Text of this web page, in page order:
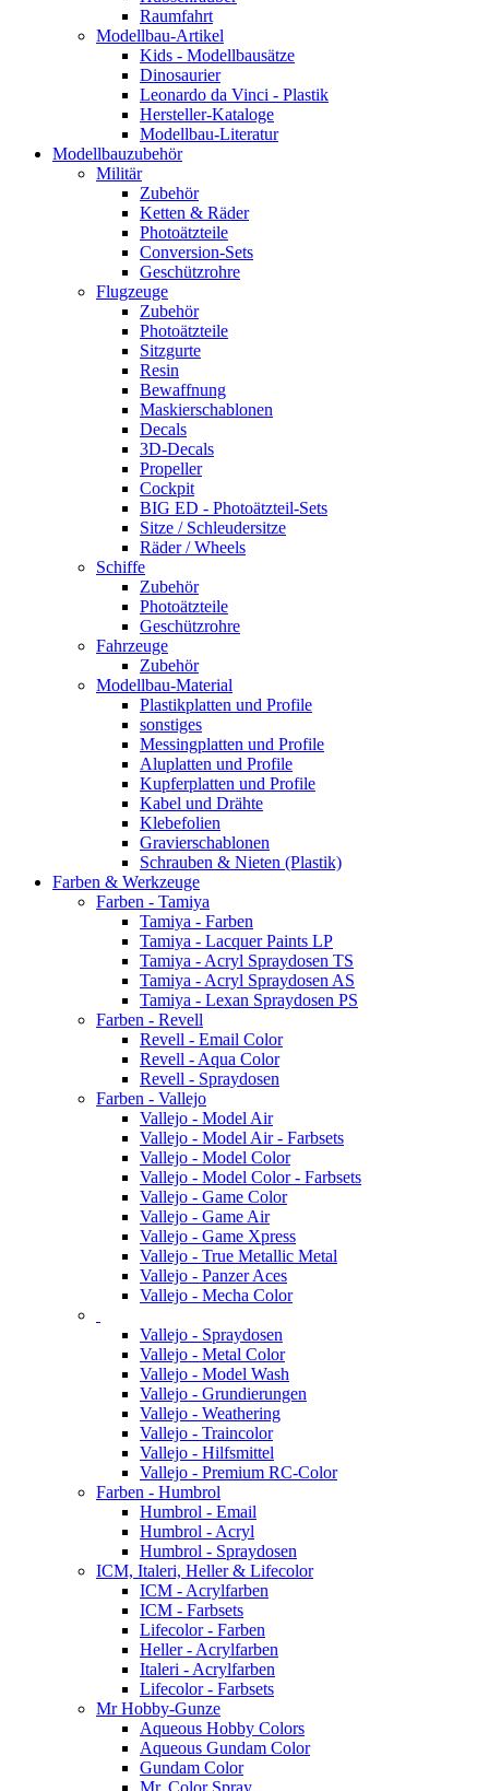
Raumfahrt
Modellbau-Artikel
Kids - Modellbausätze
Dinosaurier
Leonardo da Vinci - Plastik
Hersteller-Kataloge
Modellbau-Literatur
Modellbauzubehör
Militär
Zubehör
Ketten & Räder
Photoätzteile
Conversion-Sets
Geschützrohre
Flugzeuge
Zubehör
Photoätzteile
Sitzgurte
Resin
Bewaffnung
Maskierschablonen
Decals
3D-Decals
Propeller
Cockpit
BIG ED - Photoätzteil-Sets
Sitze / Schleudersitze
Räder / Wheels
Schiffe
Zubehör
Photoätzteile
Geschützrohre
Fahrzeuge
Zubehör
Modellbau-Material
Plastikplatten und Profile
sonstiges
Messingplatten und Profile
Aluplatten und Profile
Kupferplatten und Profile
Kabel und Drähte
Klebefolien
Gravierschablonen
Schrauben & Nieten (Plastik)
Farben & Werkzeuge
Farben - Tamiya
Tamiya - Farben
Tamiya - Lacquer Paints LP
Tamiya - Acryl Spraydosen TS
Tamiya - Acryl Spraydosen AS
Tamiya - Lexan Spraydosen PS
Farben - Revell
Revell - Email Color
Revell - Aqua Color
Revell - Spraydosen
Farben - Vallejo
Vallejo - Model Air
Vallejo - Model Air - Farbsets
Vallejo - Model Color
Vallejo - Model Color - Farbsets
Vallejo - Game Color
Vallejo - Game Air
Vallejo - Game Xpress
Vallejo - True Metallic Metal
Vallejo - Panzer Aces
Vallejo - Mecha Color
Vallejo - Spraydosen
Vallejo - Metal Color
Vallejo - Model Wash
Vallejo - Grundierungen
Vallejo - Weathering
Vallejo - Traincolor
Vallejo - Hilfsmittel
Vallejo - Premium RC-Color
Farben - Humbrol
Humbrol - Email
Humbrol - Acryl
Humbrol - Spraydosen
ICM, Italeri, Heller & Lifecolor
ICM - Acrylfarben
ICM - Farbsets
Lifecolor - Farben
Heller - Acrylfarben
Italeri - Acrylfarben
Lifecolor - Farbsets
Mr Hobby-Gunze
Aqueous Hobby Colors
Aqueous Gundam Color
Gundam Color
Mr. Color Spray